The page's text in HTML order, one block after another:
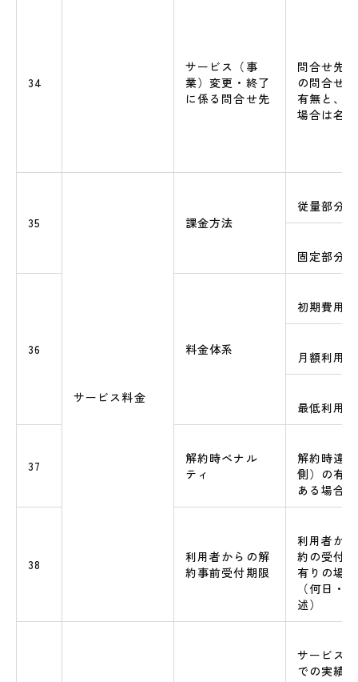
34
サービス（事
業）変更・終了
に係る問合せ先
問合せ先
の問合せ
有無と、
場合は名
35
サービス料金
課金方法
従量部分
固定部分
36 料金体系
初期費用額
月額利用額
最低利用
37
解約時ペナル
ティ
解約時違
側）の有
ある場合
38
利用者からの解
約事前受付期限
利用者か
約の受付
有りの場
（何日・
述）
サービス
での実績
本資料について